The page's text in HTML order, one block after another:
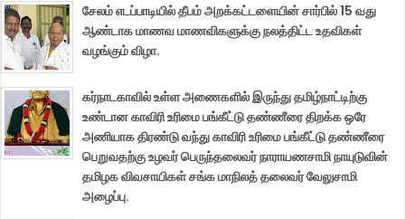
சேலம் எடப்பாடியில் தீபம் அறக்கட்டளையின் சார்பில் 15 வது
ஆண்டாக மாணவ மாணவிகளுக்கு நலத்திட்ட உதவிகள்
வழங்கும் விழா.
கர்நாடகாவில் உள்ள அணைகளில் இருந்து தமிழ்நாட்டிற்கு
உண்டான காவிரி உரிமை பங்கீட்டு தண்ணீரை திறக்க ஒரே
அணியாக திரண்டு வந்து காவிரி உரிமை பங்கீட்டு தண்ணீரை
பெறுவதற்கு உழவர் பெருந்தலைவர் நாராயணசாமி நாயுடுவின்
தமிழக விவசாயிகள் சங்க மாநிலத் தலைவர் வேலுசாமி
அழைப்பு.